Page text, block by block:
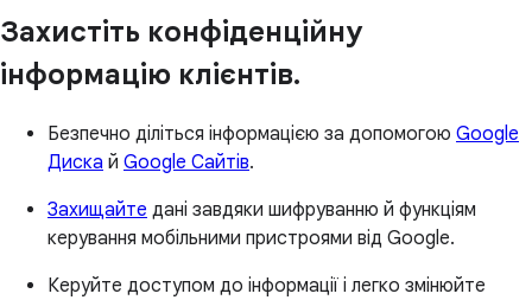
Захистіть конфіденційну
інформацію клієнтів.
Безпечно діліться інформацією за допомогою Google
Диска й Google Сайтів.
Захищайте дані завдяки шифруванню й функціям
керування мобільними пристроями від Google.
Керуйте доступом до інформації і легко змінюйте